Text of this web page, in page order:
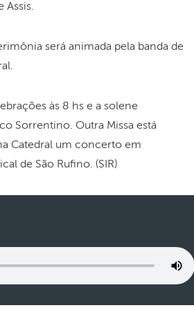
Assis.
será animada pela banda de
às 8 hs e a solene
Sorrentino. Outra Missa está
Catedral um concerto em
de São Rufino. (SIR)